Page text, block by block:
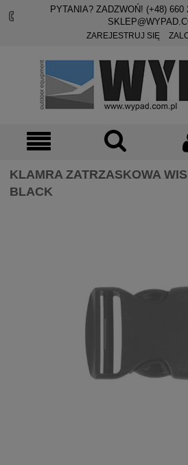
PYTANIA? ZADZWOŃ! (+48) 660
ZAREJESTRUJ SIĘ
KLAMRA ZATRZASKOWA
BLACK